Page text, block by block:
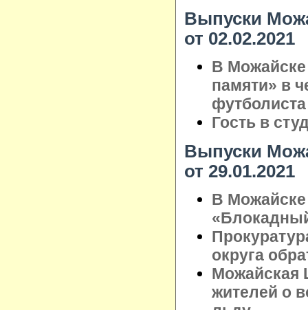
Выпуски
от 02.02.2021
В Можайске
памяти» в
Гость в
Выпуски
от 29.01.2021
В
округа
Можайская
жителей о